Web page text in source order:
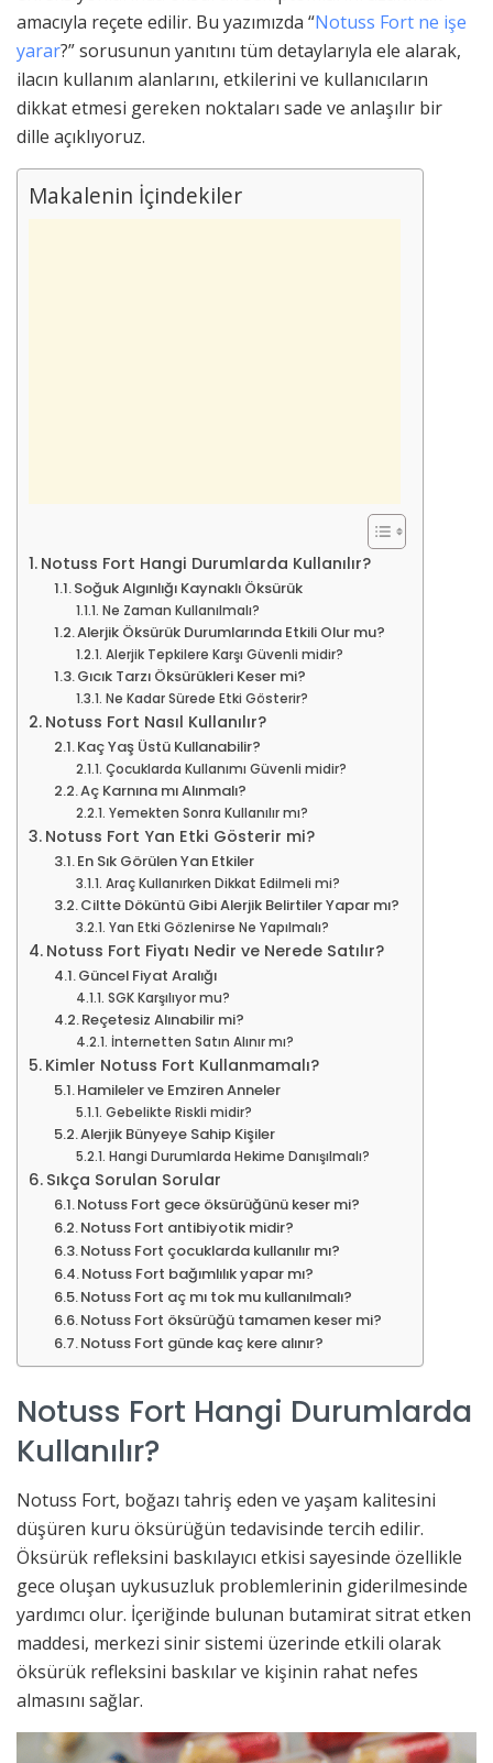
amacıyla reçete edilir. Bu yazımızda “Notuss Fort ne işe
yarar?” sorusunun yanıtını tüm detaylarıyla ele alarak,
ilacın kullanım alanlarını, etkilerini ve kullanıcıların
dikkat etmesi gereken noktaları sade ve anlaşılır bir
dille açıklıyoruz.
Makalenin İçindekiler
Notuss Fort Hangi Durumlarda Kullanılır?
Soğuk Algınlığı Kaynaklı Öksürük
Ne Zaman Kullanılmalı?
Alerjik Öksürük Durumlarında Etkili Olur mu?
Alerjik Tepkilere Karşı Güvenli midir?
Gıcık Tarzı Öksürükleri Keser mi?
Ne Kadar Sürede Etki Gösterir?
Notuss Fort Nasıl Kullanılır?
Kaç Yaş Üstü Kullanabilir?
Çocuklarda Kullanımı Güvenli midir?
Aç Karnına mı Alınmalı?
Yemekten Sonra Kullanılır mı?
Notuss Fort Yan Etki Gösterir mi?
En Sık Görülen Yan Etkiler
Araç Kullanırken Dikkat Edilmeli mi?
Ciltte Döküntü Gibi Alerjik Belirtiler Yapar mı?
Yan Etki Gözlenirse Ne Yapılmalı?
Notuss Fort Fiyatı Nedir ve Nerede Satılır?
Güncel Fiyat Aralığı
SGK Karşılıyor mu?
Reçetesiz Alınabilir mi?
İnternetten Satın Alınır mı?
Kimler Notuss Fort Kullanmamalı?
Hamileler ve Emziren Anneler
Gebelikte Riskli midir?
Alerjik Bünyeye Sahip Kişiler
Hangi Durumlarda Hekime Danışılmalı?
Sıkça Sorulan Sorular
Notuss Fort gece öksürüğünü keser mi?
Notuss Fort antibiyotik midir?
Notuss Fort çocuklarda kullanılır mı?
Notuss Fort bağımlılık yapar mı?
Notuss Fort aç mı tok mu kullanılmalı?
Notuss Fort öksürüğü tamamen keser mi?
Notuss Fort günde kaç kere alınır?
Notuss Fort Hangi Durumlarda
Kullanılır?
Notuss Fort, boğazı tahriş eden ve yaşam kalitesini
düşüren kuru öksürüğün tedavisinde tercih edilir.
Öksürük refleksini baskılayıcı etkisi sayesinde özellikle
gece oluşan uykusuzluk problemlerinin giderilmesinde
yardımcı olur. İçeriğinde bulunan butamirat sitrat etken
maddesi, merkezi sinir sistemi üzerinde etkili olarak
öksürük refleksini baskılar ve kişinin rahat nefes
almasını sağlar.